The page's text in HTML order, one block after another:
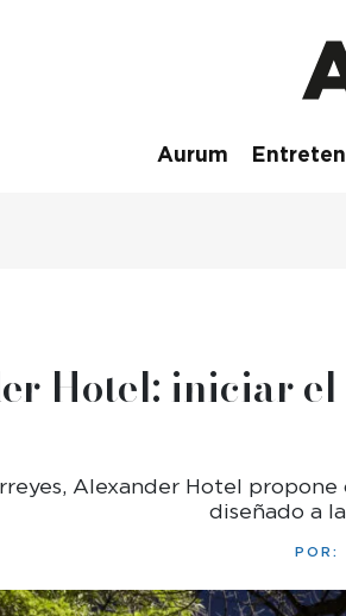
Aurum
Hotel: iniciar
Alexander Hotel
diseñado a
POR: